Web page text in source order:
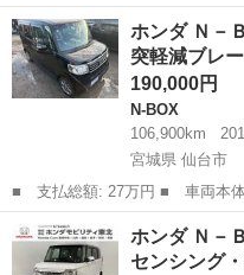
ー名： ホンダ ■ 車種名：
ＷＤ ホンダセンシング アダプ
スライド...
岩手 盛岡市 N-BOX
ホンダ Ｎ－
突軽減ブレ
190,000円
N-BOX
106,900km
宮城県 仙台市
■ 支払総額: 27万円 ■ 車両本体価格： 190,000 円 ■ メーカー
名： ホンダ ■ 車種名： Ｎ
パッケージ 《衝突軽減ブレー
両側パワースライ...
宮城 N-BOX
ホンダ Ｎ－
センシング